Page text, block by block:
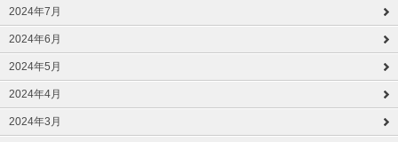
2024年7月
2024年6月
2024年5月
2024年4月
2024年3月